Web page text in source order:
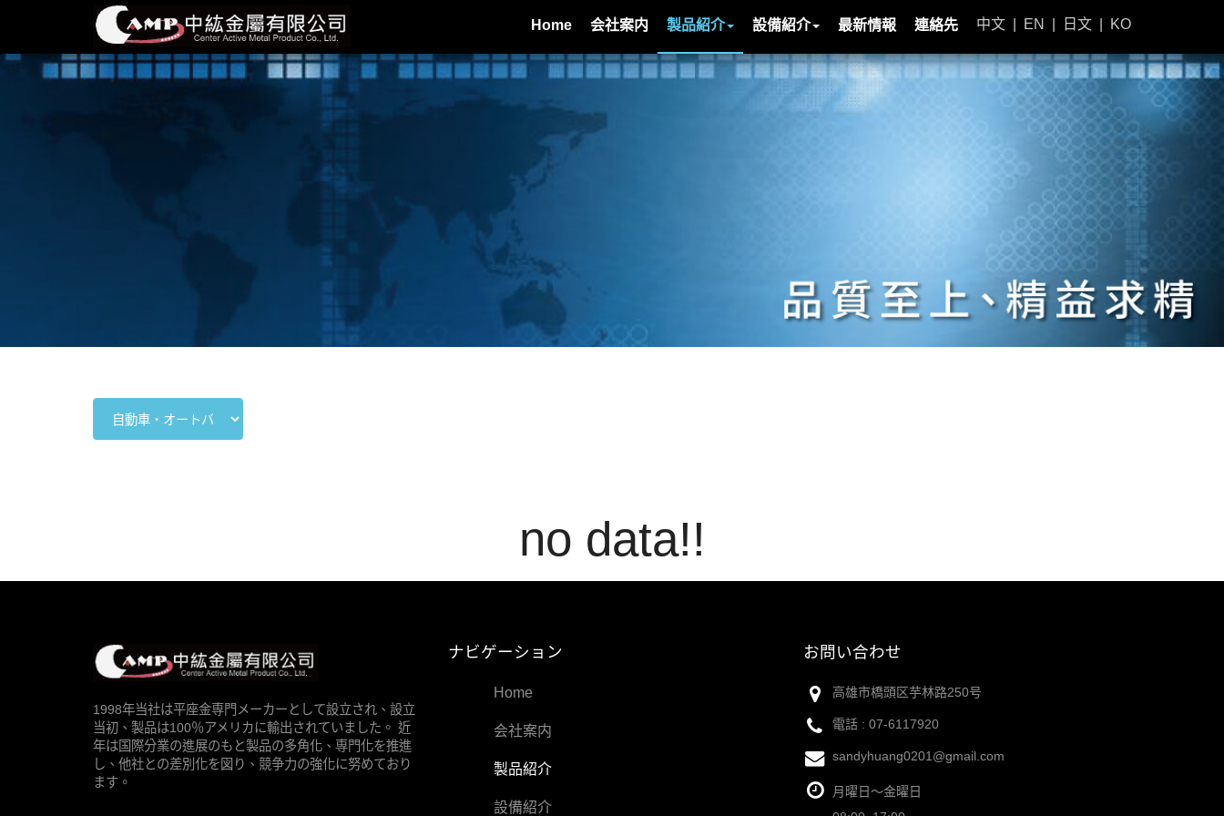
Home 会社案内 製品紹介 設備紹介 最新情報 連絡先 中文 EN 日文 KO
no data!!
1998年当社は平座金専門メーカーとして設立され、設立
当初、製品は100％アメリカに輸出されていました。 近
年は国際分業の進展のもと製品の多角化、専門化を推進
し、他社との差別化を図り、競争力の強化に努めており
ます。
ナビゲーション
Home
会社案内
製品紹介
設備紹介
お問い合わせ
高雄市橋頭区芋林路250号
電話 : 07-6117920
sandyhuang0201@gmail.com
月曜日～金曜日